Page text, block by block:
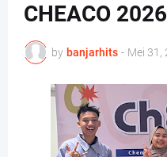
CHEACO 2026
by banjarhits - Mei 31,